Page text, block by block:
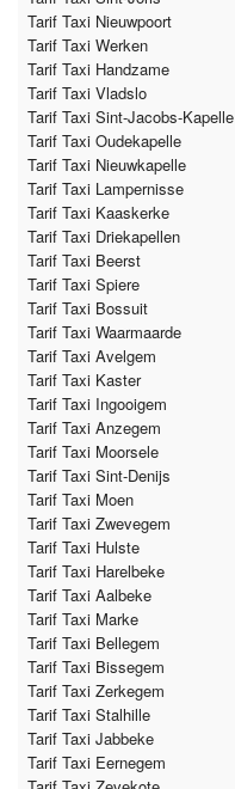
Tarif Taxi Nieuwpoort
Tarif Taxi Werken
Tarif Taxi Handzame
Tarif Taxi Vladslo
Tarif Taxi Sint-Jacobs-Kapelle
Tarif Taxi Oudekapelle
Tarif Taxi Nieuwkapelle
Tarif Taxi Lampernisse
Tarif Taxi Kaaskerke
Tarif Taxi Driekapellen
Tarif Taxi Beerst
Tarif Taxi Spiere
Tarif Taxi Bossuit
Tarif Taxi Waarmaarde
Tarif Taxi Avelgem
Tarif Taxi Kaster
Tarif Taxi Ingooigem
Tarif Taxi Anzegem
Tarif Taxi Moorsele
Tarif Taxi Sint-Denijs
Tarif Taxi Moen
Tarif Taxi Zwevegem
Tarif Taxi Hulste
Tarif Taxi Harelbeke
Tarif Taxi Aalbeke
Tarif Taxi Marke
Tarif Taxi Bellegem
Tarif Taxi Bissegem
Tarif Taxi Zerkegem
Tarif Taxi Stalhille
Tarif Taxi Jabbeke
Tarif Taxi Eernegem